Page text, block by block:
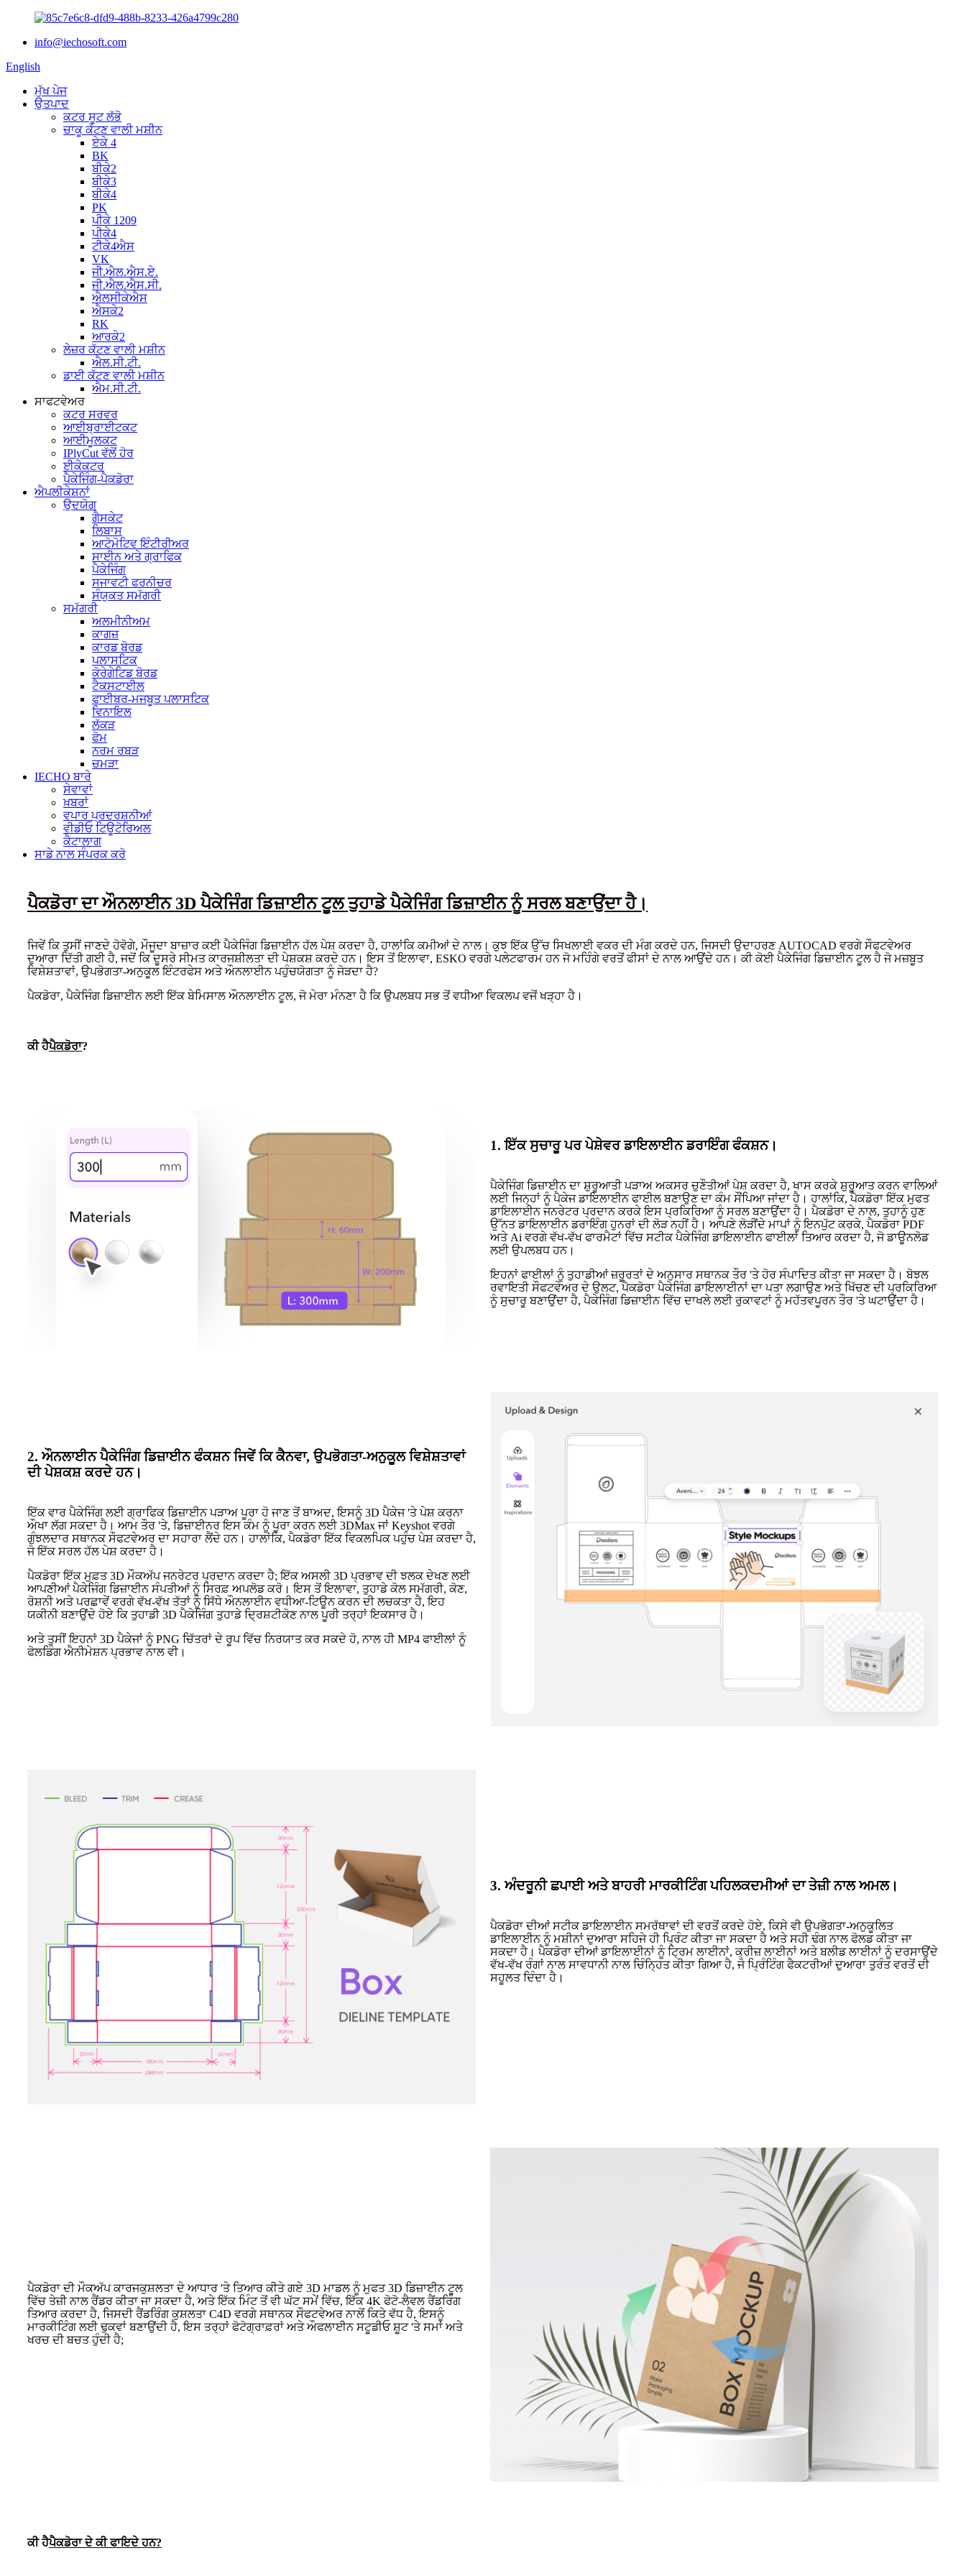
info@iechosoft.com
English
ਮੁੱਖ ਪੇਜ
ਉਤਪਾਦ
ਕਟਰ ਸੂਟ ਲੱਭੋ
ਚਾਕੂ ਕੱਟਣ ਵਾਲੀ ਮਸ਼ੀਨ
ਏਕੇ 4
BK
ਬੀਕੇ2
ਬੀਕੇ3
ਬੀਕੇ4
PK
ਪੀਕੇ 1209
ਪੀਕੇ4
ਟੀਕੇ4ਐਸ
VK
ਜੀ.ਐਲ.ਐਸ.ਏ.
ਜੀ.ਐਲ.ਐਸ.ਸੀ.
ਐਲਸੀਕੇਐਸ
ਐਸਕੇ2
RK
ਆਰਕੇ2
ਲੇਜ਼ਰ ਕੱਟਣ ਵਾਲੀ ਮਸ਼ੀਨ
ਐਲ.ਸੀ.ਟੀ.
ਡਾਈ ਕੱਟਣ ਵਾਲੀ ਮਸ਼ੀਨ
ਐਮ.ਸੀ.ਟੀ.
ਸਾਫਟਵੇਅਰ
ਕਟਰ ਸਰਵਰ
ਆਈਬ੍ਰਾਈਟਕਟ
ਆਈਮੂਲਕਟ
IPlyCut ਵੱਲੋਂ ਹੋਰ
ਈਕੋਕਟਰ
ਪੈਕੇਜਿੰਗ-ਪੈਕਡੋਰਾ
ਐਪਲੀਕੇਸ਼ਨਾਂ
ਉਦਯੋਗ
ਗੈਸਕੇਟ
ਲਿਬਾਸ
ਆਟੋਮੋਟਿਵ ਇੰਟੀਰੀਅਰ
ਸਾਈਨ ਅਤੇ ਗ੍ਰਾਫਿਕ
ਪੈਕੇਜਿੰਗ
ਸਜਾਵਟੀ ਫਰਨੀਚਰ
ਸੰਯੁਕਤ ਸਮੱਗਰੀ
ਸਮੱਗਰੀ
ਅਲਮੀਨੀਅਮ
ਕਾਗਜ਼
ਕਾਰਡ ਬੋਰਡ
ਪਲਾਸਟਿਕ
ਕੋਰੇਗੇਟਿਡ ਬੋਰਡ
ਟੈਕਸਟਾਈਲ
ਫਾਈਬਰ-ਮਜਬੂਤ ਪਲਾਸਟਿਕ
ਵਿਨਾਇਲ
ਲੱਕੜ
ਫੋਮ
ਨਰਮ ਰਬੜ
ਚਮੜਾ
IECHO ਬਾਰੇ
ਸੇਵਾਵਾਂ
ਖ਼ਬਰਾਂ
ਵਪਾਰ ਪ੍ਰਦਰਸ਼ਨੀਆਂ
ਵੀਡੀਓ ਟਿਊਟੋਰਿਅਲ
ਕੈਟਾਲਾਗ
ਸਾਡੇ ਨਾਲ ਸੰਪਰਕ ਕਰੋ
ਪੈਕਡੋਰਾ ਦਾ ਔਨਲਾਈਨ 3D ਪੈਕੇਜਿੰਗ ਡਿਜ਼ਾਈਨ ਟੂਲ ਤੁਹਾਡੇ ਪੈਕੇਜਿੰਗ ਡਿਜ਼ਾਈਨ ਨੂੰ ਸਰਲ ਬਣਾਉਂਦਾ ਹੈ।
ਜਿਵੇਂ ਕਿ ਤੁਸੀਂ ਜਾਣਦੇ ਹੋਵੋਗੇ, ਮੌਜੂਦਾ ਬਾਜ਼ਾਰ ਕਈ ਪੈਕੇਜਿੰਗ ਡਿਜ਼ਾਈਨ ਹੱਲ ਪੇਸ਼ ਕਰਦਾ ਹੈ, ਹਾਲਾਂਕਿ ਕਮੀਆਂ ਦੇ ਨਾਲ। ਕੁਝ ਇੱਕ ਉੱਚ ਸਿਖਲਾਈ ਵਕਰ ਦੀ ਮੰਗ ਕਰਦੇ ਹਨ, ਜਿਸਦੀ ਉਦਾਹਰਣ AUTOCAD ਵਰਗੇ ਸੌਫਟਵੇਅਰ
ਦੁਆਰਾ ਦਿੱਤੀ ਗਈ ਹੈ, ਜਦੋਂ ਕਿ ਦੂਸਰੇ ਸੀਮਤ ਕਾਰਜਸ਼ੀਲਤਾ ਦੀ ਪੇਸ਼ਕਸ਼ ਕਰਦੇ ਹਨ। ਇਸ ਤੋਂ ਇਲਾਵਾ, ESKO ਵਰਗੇ ਪਲੇਟਫਾਰਮ ਹਨ ਜੋ ਮਹਿੰਗੇ ਵਰਤੋਂ ਫੀਸਾਂ ਦੇ ਨਾਲ ਆਉਂਦੇ ਹਨ। ਕੀ ਕੋਈ ਪੈਕੇਜਿੰਗ ਡਿਜ਼ਾਈਨ ਟੂਲ ਹੈ ਜੋ ਮਜ਼ਬੂਤ ​​
ਵਿਸ਼ੇਸ਼ਤਾਵਾਂ, ਉਪਭੋਗਤਾ-ਅਨੁਕੂਲ ਇੰਟਰਫੇਸ ਅਤੇ ਔਨਲਾਈਨ ਪਹੁੰਚਯੋਗਤਾ ਨੂੰ ਜੋੜਦਾ ਹੈ?
ਪੈਕਡੋਰਾ, ਪੈਕੇਜਿੰਗ ਡਿਜ਼ਾਈਨ ਲਈ ਇੱਕ ਬੇਮਿਸਾਲ ਔਨਲਾਈਨ ਟੂਲ, ਜੋ ਮੇਰਾ ਮੰਨਣਾ ਹੈ ਕਿ ਉਪਲਬਧ ਸਭ ਤੋਂ ਵਧੀਆ ਵਿਕਲਪ ਵਜੋਂ ਖੜ੍ਹਾ ਹੈ।
ਕੀ ਹੈਪੈਕਡੋਰਾ?
1. ਇੱਕ ਸੁਚਾਰੂ ਪਰ ਪੇਸ਼ੇਵਰ ਡਾਇਲਾਈਨ ਡਰਾਇੰਗ ਫੰਕਸ਼ਨ।
ਪੈਕੇਜਿੰਗ ਡਿਜ਼ਾਈਨ ਦਾ ਸ਼ੁਰੂਆਤੀ ਪੜਾਅ ਅਕਸਰ ਚੁਣੌਤੀਆਂ ਪੇਸ਼ ਕਰਦਾ ਹੈ, ਖਾਸ ਕਰਕੇ ਸ਼ੁਰੂਆਤ ਕਰਨ ਵਾਲਿਆਂ
ਲਈ ਜਿਨ੍ਹਾਂ ਨੂੰ ਪੈਕੇਜ ਡਾਇਲਾਈਨ ਫਾਈਲ ਬਣਾਉਣ ਦਾ ਕੰਮ ਸੌਂਪਿਆ ਜਾਂਦਾ ਹੈ। ਹਾਲਾਂਕਿ, ਪੈਕਡੋਰਾ ਇੱਕ ਮੁਫਤ
ਡਾਇਲਾਈਨ ਜਨਰੇਟਰ ਪ੍ਰਦਾਨ ਕਰਕੇ ਇਸ ਪ੍ਰਕਿਰਿਆ ਨੂੰ ਸਰਲ ਬਣਾਉਂਦਾ ਹੈ। ਪੈਕਡੋਰਾ ਦੇ ਨਾਲ, ਤੁਹਾਨੂੰ ਹੁਣ
ਉੱਨਤ ਡਾਇਲਾਈਨ ਡਰਾਇੰਗ ਹੁਨਰਾਂ ਦੀ ਲੋੜ ਨਹੀਂ ਹੈ। ਆਪਣੇ ਲੋੜੀਂਦੇ ਮਾਪਾਂ ਨੂੰ ਇਨਪੁੱਟ ਕਰਕੇ, ਪੈਕਡੋਰਾ PDF
ਅਤੇ Ai ਵਰਗੇ ਵੱਖ-ਵੱਖ ਫਾਰਮੈਟਾਂ ਵਿੱਚ ਸਟੀਕ ਪੈਕੇਜਿੰਗ ਡਾਇਲਾਈਨ ਫਾਈਲਾਂ ਤਿਆਰ ਕਰਦਾ ਹੈ, ਜੋ ਡਾਊਨਲੋਡ
ਲਈ ਉਪਲਬਧ ਹਨ।
ਇਹਨਾਂ ਫਾਈਲਾਂ ਨੂੰ ਤੁਹਾਡੀਆਂ ਜ਼ਰੂਰਤਾਂ ਦੇ ਅਨੁਸਾਰ ਸਥਾਨਕ ਤੌਰ 'ਤੇ ਹੋਰ ਸੰਪਾਦਿਤ ਕੀਤਾ ਜਾ ਸਕਦਾ ਹੈ। ਬੋਝਲ
ਰਵਾਇਤੀ ਸੌਫਟਵੇਅਰ ਦੇ ਉਲਟ, ਪੈਕਡੋਰਾ ਪੈਕੇਜਿੰਗ ਡਾਇਲਾਈਨਾਂ ਦਾ ਪਤਾ ਲਗਾਉਣ ਅਤੇ ਖਿੱਚਣ ਦੀ ਪ੍ਰਕਿਰਿਆ
ਨੂੰ ਸੁਚਾਰੂ ਬਣਾਉਂਦਾ ਹੈ, ਪੈਕੇਜਿੰਗ ਡਿਜ਼ਾਈਨ ਵਿੱਚ ਦਾਖਲੇ ਲਈ ਰੁਕਾਵਟਾਂ ਨੂੰ ਮਹੱਤਵਪੂਰਨ ਤੌਰ 'ਤੇ ਘਟਾਉਂਦਾ ਹੈ।
2. ਔਨਲਾਈਨ ਪੈਕੇਜਿੰਗ ਡਿਜ਼ਾਈਨ ਫੰਕਸ਼ਨ ਜਿਵੇਂ ਕਿ ਕੈਨਵਾ, ਉਪਭੋਗਤਾ-ਅਨੁਕੂਲ ਵਿਸ਼ੇਸ਼ਤਾਵਾਂ
ਦੀ ਪੇਸ਼ਕਸ਼ ਕਰਦੇ ਹਨ।
ਇੱਕ ਵਾਰ ਪੈਕੇਜਿੰਗ ਲਈ ਗ੍ਰਾਫਿਕ ਡਿਜ਼ਾਈਨ ਪੜਾਅ ਪੂਰਾ ਹੋ ਜਾਣ ਤੋਂ ਬਾਅਦ, ਇਸਨੂੰ 3D ਪੈਕੇਜ 'ਤੇ ਪੇਸ਼ ਕਰਨਾ
ਔਖਾ ਲੱਗ ਸਕਦਾ ਹੈ। ਆਮ ਤੌਰ 'ਤੇ, ਡਿਜ਼ਾਈਨਰ ਇਸ ਕੰਮ ਨੂੰ ਪੂਰਾ ਕਰਨ ਲਈ 3DMax ਜਾਂ Keyshot ਵਰਗੇ
ਗੁੰਝਲਦਾਰ ਸਥਾਨਕ ਸੌਫਟਵੇਅਰ ਦਾ ਸਹਾਰਾ ਲੈਂਦੇ ਹਨ। ਹਾਲਾਂਕਿ, ਪੈਕਡੋਰਾ ਇੱਕ ਵਿਕਲਪਿਕ ਪਹੁੰਚ ਪੇਸ਼ ਕਰਦਾ ਹੈ,
ਜੋ ਇੱਕ ਸਰਲ ਹੱਲ ਪੇਸ਼ ਕਰਦਾ ਹੈ।
ਪੈਕਡੋਰਾ ਇੱਕ ਮੁਫ਼ਤ 3D ਮੌਕਅੱਪ ਜਨਰੇਟਰ ਪ੍ਰਦਾਨ ਕਰਦਾ ਹੈ; ਇੱਕ ਅਸਲੀ 3D ਪ੍ਰਭਾਵ ਦੀ ਝਲਕ ਦੇਖਣ ਲਈ
ਆਪਣੀਆਂ ਪੈਕੇਜਿੰਗ ਡਿਜ਼ਾਈਨ ਸੰਪਤੀਆਂ ਨੂੰ ਸਿਰਫ਼ ਅਪਲੋਡ ਕਰੋ। ਇਸ ਤੋਂ ਇਲਾਵਾ, ਤੁਹਾਡੇ ਕੋਲ ਸਮੱਗਰੀ, ਕੋਣ,
ਰੋਸ਼ਨੀ ਅਤੇ ਪਰਛਾਵੇਂ ਵਰਗੇ ਵੱਖ-ਵੱਖ ਤੱਤਾਂ ਨੂੰ ਸਿੱਧੇ ਔਨਲਾਈਨ ਵਧੀਆ-ਟਿਊਨ ਕਰਨ ਦੀ ਲਚਕਤਾ ਹੈ, ਇਹ
ਯਕੀਨੀ ਬਣਾਉਂਦੇ ਹੋਏ ਕਿ ਤੁਹਾਡੀ 3D ਪੈਕੇਜਿੰਗ ਤੁਹਾਡੇ ਦ੍ਰਿਸ਼ਟੀਕੋਣ ਨਾਲ ਪੂਰੀ ਤਰ੍ਹਾਂ ਇਕਸਾਰ ਹੈ।
ਅਤੇ ਤੁਸੀਂ ਇਹਨਾਂ 3D ਪੈਕੇਜਾਂ ਨੂੰ PNG ਚਿੱਤਰਾਂ ਦੇ ਰੂਪ ਵਿੱਚ ਨਿਰਯਾਤ ਕਰ ਸਕਦੇ ਹੋ, ਨਾਲ ਹੀ MP4 ਫਾਈਲਾਂ ਨੂੰ
ਫੋਲਡਿੰਗ ਐਨੀਮੇਸ਼ਨ ਪ੍ਰਭਾਵ ਨਾਲ ਵੀ।
3. ਅੰਦਰੂਨੀ ਛਪਾਈ ਅਤੇ ਬਾਹਰੀ ਮਾਰਕੀਟਿੰਗ ਪਹਿਲਕਦਮੀਆਂ ਦਾ ਤੇਜ਼ੀ ਨਾਲ ਅਮਲ।
ਪੈਕਡੋਰਾ ਦੀਆਂ ਸਟੀਕ ਡਾਇਲਾਈਨ ਸਮਰੱਥਾਵਾਂ ਦੀ ਵਰਤੋਂ ਕਰਦੇ ਹੋਏ, ਕਿਸੇ ਵੀ ਉਪਭੋਗਤਾ-ਅਨੁਕੂਲਿਤ
ਡਾਇਲਾਈਨ ਨੂੰ ਮਸ਼ੀਨਾਂ ਦੁਆਰਾ ਸਹਿਜੇ ਹੀ ਪ੍ਰਿੰਟ ਕੀਤਾ ਜਾ ਸਕਦਾ ਹੈ ਅਤੇ ਸਹੀ ਢੰਗ ਨਾਲ ਫੋਲਡ ਕੀਤਾ ਜਾ
ਸਕਦਾ ਹੈ। ਪੈਕਡੋਰਾ ਦੀਆਂ ਡਾਇਲਾਈਨਾਂ ਨੂੰ ਟ੍ਰਿਮ ਲਾਈਨਾਂ, ਕ੍ਰੀਜ਼ ਲਾਈਨਾਂ ਅਤੇ ਬਲੀਡ ਲਾਈਨਾਂ ਨੂੰ ਦਰਸਾਉਂਦੇ
ਵੱਖ-ਵੱਖ ਰੰਗਾਂ ਨਾਲ ਸਾਵਧਾਨੀ ਨਾਲ ਚਿੰਨ੍ਹਿਤ ਕੀਤਾ ਗਿਆ ਹੈ, ਜੋ ਪ੍ਰਿੰਟਿੰਗ ਫੈਕਟਰੀਆਂ ਦੁਆਰਾ ਤੁਰੰਤ ਵਰਤੋਂ ਦੀ
ਸਹੂਲਤ ਦਿੰਦਾ ਹੈ।
ਪੈਕਡੋਰਾ ਦੀ ਮੌਕਅੱਪ ਕਾਰਜਕੁਸ਼ਲਤਾ ਦੇ ਆਧਾਰ 'ਤੇ ਤਿਆਰ ਕੀਤੇ ਗਏ 3D ਮਾਡਲ ਨੂੰ ਮੁਫਤ 3D ਡਿਜ਼ਾਈਨ ਟੂਲ
ਵਿੱਚ ਤੇਜ਼ੀ ਨਾਲ ਰੈਂਡਰ ਕੀਤਾ ਜਾ ਸਕਦਾ ਹੈ, ਅਤੇ ਇੱਕ ਮਿੰਟ ਤੋਂ ਵੀ ਘੱਟ ਸਮੇਂ ਵਿੱਚ, ਇੱਕ 4K ਫੋਟੋ-ਲੈਵਲ ਰੈਂਡਰਿੰਗ
ਤਿਆਰ ਕਰਦਾ ਹੈ, ਜਿਸਦੀ ਰੈਂਡਰਿੰਗ ਕੁਸ਼ਲਤਾ C4D ਵਰਗੇ ਸਥਾਨਕ ਸੌਫਟਵੇਅਰ ਨਾਲੋਂ ਕਿਤੇ ਵੱਧ ਹੈ, ਇਸਨੂੰ
ਮਾਰਕੀਟਿੰਗ ਲਈ ਢੁਕਵਾਂ ਬਣਾਉਂਦੀ ਹੈ, ਇਸ ਤਰ੍ਹਾਂ ਫੋਟੋਗ੍ਰਾਫ਼ਰਾਂ ਅਤੇ ਔਫਲਾਈਨ ਸਟੂਡੀਓ ਸ਼ੂਟ 'ਤੇ ਸਮਾਂ ਅਤੇ
ਖਰਚ ਦੀ ਬਚਤ ਹੁੰਦੀ ਹੈ;
ਕੀ ਹੈਪੈਕਡੋਰਾ ਦੇ ਕੀ ਫਾਇਦੇ ਹਨ?